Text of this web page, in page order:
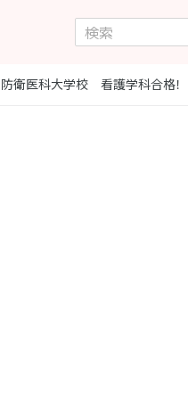
防衛医科大学校 看護学科合格！